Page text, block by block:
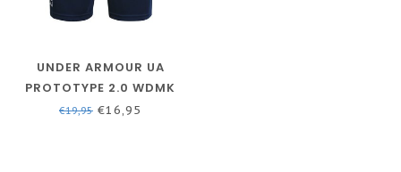
UNDER ARMOUR UA
PROTOTYPE 2.0 WDMK
SHORTS-
€19,95 €16,95